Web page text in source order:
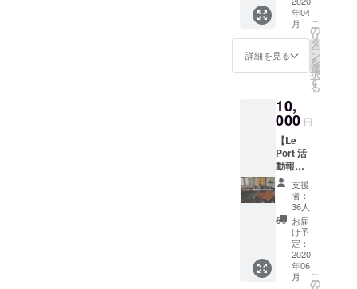
所：千
葉県市
川市
（京成
菅野駅
徒歩15
分／JR
市川駅
徒歩20
分）
ト』」
で開催
されて
いる、
コミュ
ニティ
チケッ
トつき
コース
・ラン
チセッ
トお1人
さま分
（ドリ
ンク/デ
ザート
つき）
・日
時：第
2、3、
4、5火
年04
月
詳細を見る
こ
の
リ
タ
ー
ン
を
選
択
す
る
10,
000 円
【Le
Port 活
動報告
レポー
トつ
き！】
・心を
込めた
サンク
スメー
ル ・Le
Port 活
支援
者：
36人
お届
け予
定：
2020
年06
月
こ
の